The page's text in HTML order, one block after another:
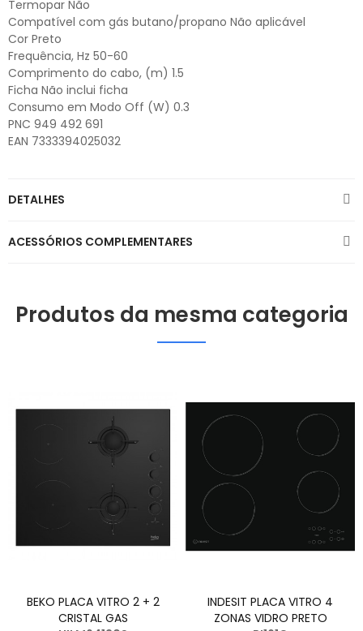
Termopar Não
Compatível com gás butano/propano Não aplicável
Cor Preto
Frequência, Hz 50-60
Comprimento do cabo, (m) 1.5
Ficha Não inclui ficha
Consumo em Modo Off (W) 0.3
PNC 949 492 691
EAN 7333394025032
DETALHES
ACESSÓRIOS COMPLEMENTARES
Produtos da mesma categoria
BEKO PLACA VITRO 2 + 2
CRISTAL GAS
INDESIT PLACA VITRO 4
ZONAS VIDRO PRETO